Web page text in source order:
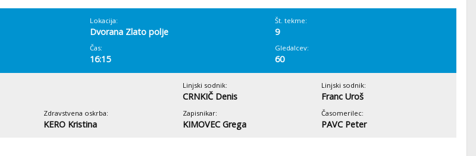
Lokacija:
Dvorana Zlato polje
Št. tekme:
9
Čas:
16:15
Gledalcev:
60
Linjski sodnik:
CRNKIČ Denis
Linjski sodnik:
Franc Uroš
Zdravstvena oskrba:
KERO Kristina
Zapisnikar:
KIMOVEC Grega
Časomerilec:
PAVC Peter